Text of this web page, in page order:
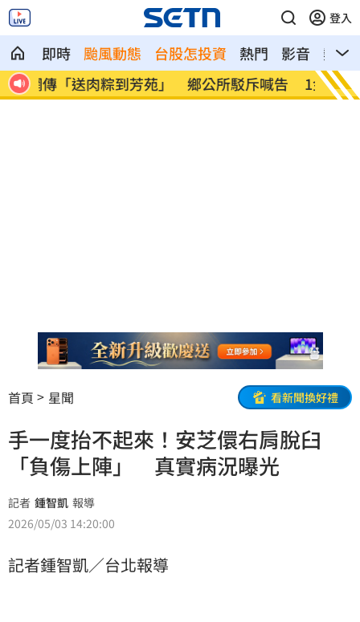
登入
即時 颱風動態 台股怎投資 熱門 影音
熱搜
告
1金融股築出W底！他用股利買30張：搖錢
樹
外送
案
首頁 星聞 看新聞換好禮
手一度抬不起來！安芝儇右肩脫臼
「負傷上陣」 真實病況曝光
記者 鍾智凱 報導
2026/05/03 14:20:00
記者鍾智凱／台北報導